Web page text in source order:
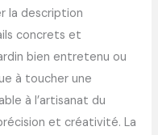
la description
concrets et
bien entretenu ou
à toucher une
à l’artisanat du
et créativité. La